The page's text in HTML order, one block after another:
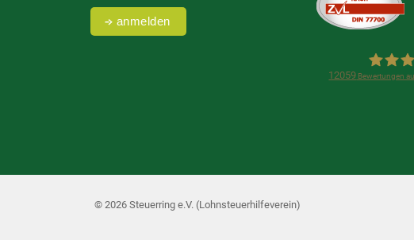
anmelden
12059 Bewertungen
© 2026 Steuerring e.V. (Lohnsteuerhilfeverein)